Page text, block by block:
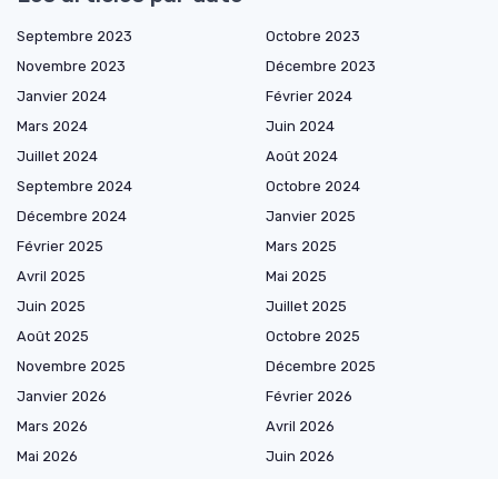
Septembre 2023
Octobre 2023
Novembre 2023
Décembre 2023
Janvier 2024
Février 2024
Mars 2024
Juin 2024
Juillet 2024
Août 2024
Septembre 2024
Octobre 2024
Décembre 2024
Janvier 2025
Février 2025
Mars 2025
Avril 2025
Mai 2025
Juin 2025
Juillet 2025
Août 2025
Octobre 2025
Novembre 2025
Décembre 2025
Janvier 2026
Février 2026
Mars 2026
Avril 2026
Mai 2026
Juin 2026